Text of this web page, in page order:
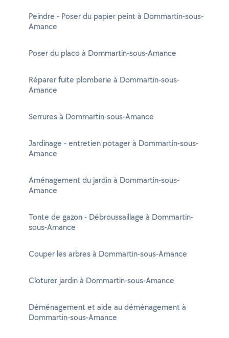
Peindre - Poser du papier peint à Dommartin-sous-
Amance
Poser du placo à Dommartin-sous-Amance
Réparer fuite plomberie à Dommartin-sous-
Amance
Serrures à Dommartin-sous-Amance
Jardinage - entretien potager à Dommartin-sous-
Amance
Aménagement du jardin à Dommartin-sous-
Amance
Tonte de gazon - Débroussaillage à Dommartin-
sous-Amance
Couper les arbres à Dommartin-sous-Amance
Cloturer jardin à Dommartin-sous-Amance
Déménagement et aide au déménagement à
Dommartin-sous-Amance